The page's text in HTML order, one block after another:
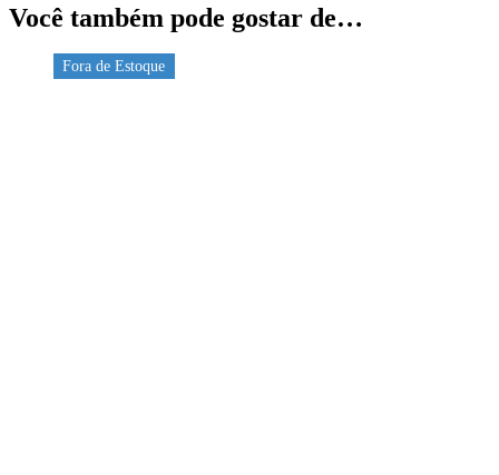
Você também pode gostar de…
Fora de Estoque